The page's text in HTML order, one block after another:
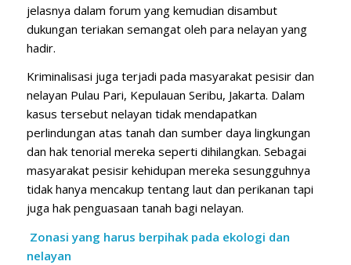
jelasnya dalam forum yang kemudian disambut
dukungan teriakan semangat oleh para nelayan yang
hadir.
Kriminalisasi juga terjadi pada masyarakat pesisir dan
nelayan Pulau Pari, Kepulauan Seribu, Jakarta. Dalam
kasus tersebut nelayan tidak mendapatkan
perlindungan atas tanah dan sumber daya lingkungan
dan hak tenorial mereka seperti dihilangkan. Sebagai
masyarakat pesisir kehidupan mereka sesungguhnya
tidak hanya mencakup tentang laut dan perikanan tapi
juga hak penguasaan tanah bagi nelayan.
Zonasi yang harus berpihak pada ekologi dan
nelayan